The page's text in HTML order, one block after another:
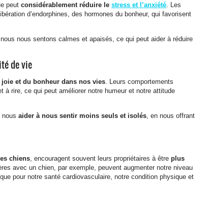
peut considérablement réduire le stress et l’anxiété . Les
d’endorphines, des hormones du bonheur, qui favorisent
nous sentons calmes et apaisés, ce qui peut aider à réduire
de vie
et du bonheur dans nos vies . Leurs comportements
à rire, ce qui peut améliorer notre humeur et notre attitude
nous aider à nous sentir moins seuls et isolés , en nous offrant
chiens , encouragent souvent leurs propriétaires à être plus
avec un chien, par exemple, peuvent augmenter notre niveau
pour notre santé cardiovasculaire, notre condition physique et